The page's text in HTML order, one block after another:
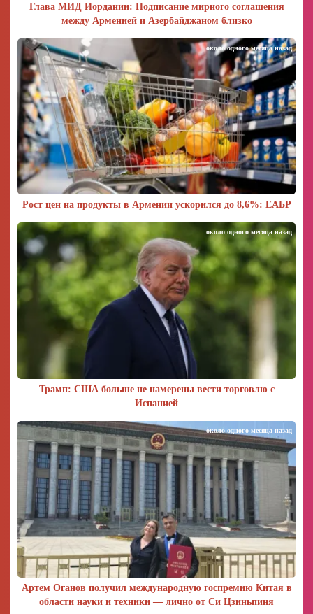
Глава МИД Иордании: Подписание мирного соглашения
между Арменией и Азербайджаном близко
Рост цен на продукты в Армении ускорился до 8,6%: ЕАБР
около одного месяца назад
Трамп: США больше не намерены вести торговлю с
Испанией
около одного месяца назад
Артем Оганов получил международную госпремию Китая в
области науки и техники — лично от Си Цзиньпиня
около одного месяца назад